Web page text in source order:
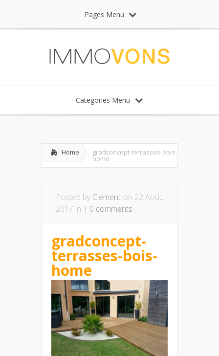
Pages Menu
Categories Menu
Home gradconcept-terrasses-bois-
home
Posted by Clement on 22 Août,
2017 in | 0 comments
gradconcept-
terrasses-bois-
home